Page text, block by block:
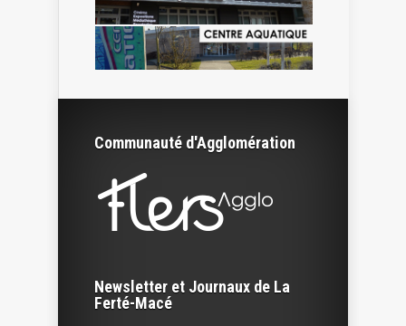
Communauté d'Agglomération
Newsletter et Journaux de La
Ferté-Macé